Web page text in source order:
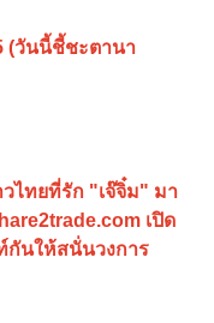
(วันนี้ชี้ชะตานา
ไทยที่รัก "เจ๊จิ๋ม" มา
เปิด
กันให้สนั่นวงการ